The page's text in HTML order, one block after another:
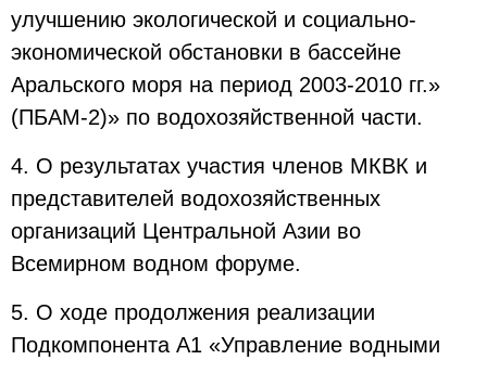
улучшению экологической и социально-
экономической обстановки в бассейне
Аральского моря на период 2003-2010 гг.»
(ПБАМ-2)» по водохозяйственной части.
4. О результатах участия членов МКВК и
представителей водохозяйственных
организаций Центральной Азии во
Всемирном водном форуме.
5. О ходе продолжения реализации
Подкомпонента А1 «Управление водными